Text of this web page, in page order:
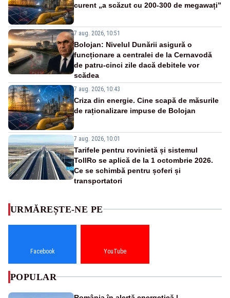
curent „a scăzut cu 200-300 de megawați”
7 aug. 2026, 10:51
Bolojan: Nivelul Dunării asigură o
funcționare a centralei de la Cernavodă
de patru-cinci zile dacă debitele vor
scădea
7 aug. 2026, 10:43
Criza din energie. Cine scapă de măsurile
de raționalizare impuse de Bolojan
7 aug. 2026, 10:01
Tarifele pentru rovinietă și sistemul
TollRo se aplică de la 1 octombrie 2026.
Ce se schimbă pentru șoferi și
transportatori
URMĂREȘTE-NE PE
Facebook YouTube
POPULAR